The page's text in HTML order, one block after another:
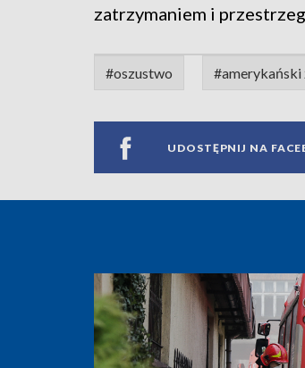
zatrzymaniem i
#oszustwo #amerykański
UDOSTĘPNIJ NA